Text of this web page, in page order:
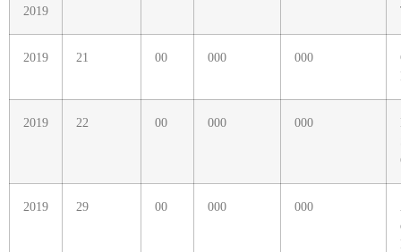
2019
2019 21 00 000 000
2019 22 00 000 000
2019 29 00 000 000